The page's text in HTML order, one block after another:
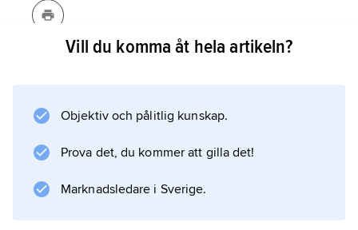
senaʹtus populuʹsque Romaʹnus
folket’)
S.P.Q.R.
antikens Rom användes för att inför
omvärlden uttrycka (t.ex. på fälttecken
mellan det romerska folket och dess
Vill du komma åt hela artikeln?
Objektiv och pålitlig kunskap.
Prova det, du kommer att gilla det!
Marknadsledare i Sverige.